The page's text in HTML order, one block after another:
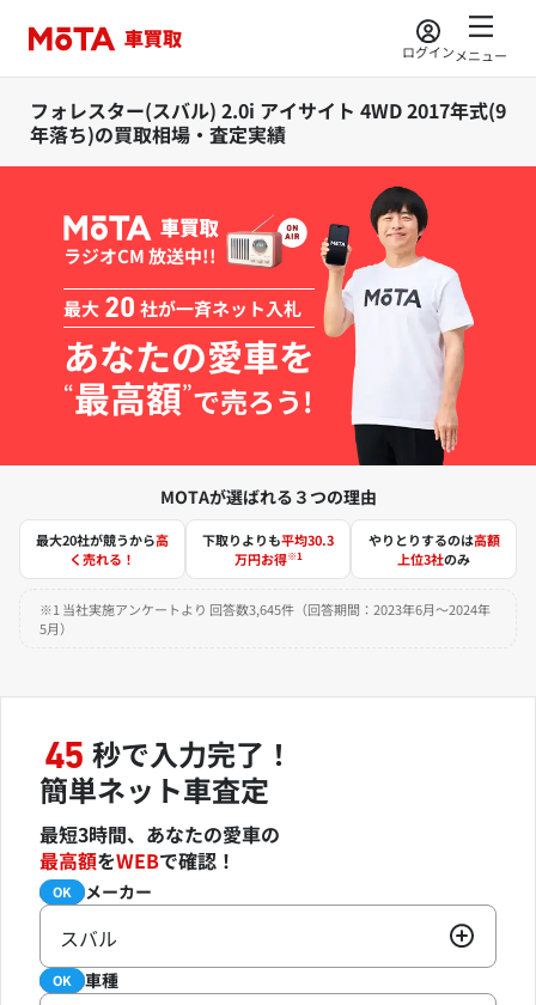
ログインメニュー
フォレスター(スバル) 2.0i アイサイト 4WD 2017年式(9
年落ち)の買取相場・査定実績
ラジオCM 放送中!!
最大 20 社が一斉ネット入札
あなたの愛車を
“最高額”で売ろう!
MOTAが選ばれる３つの理由
最大20社が競うから高
く売れる！
下取りよりも平均30.3
万円お得※1
やりとりするのは高額
上位3社のみ
※1 当社実施アンケートより 回答数3,645件（回答期間：2023年6月～2024年
5月）
45 秒で入力完了！
簡単ネット車査定
最短3時間、あなたの愛車の
最高額をWEBで確認！
必須 メーカー
OK
スバル
必須 車種
OK